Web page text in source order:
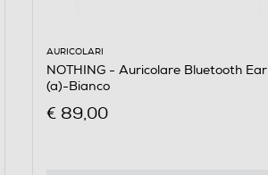
AURICOLARI
NOTHING - Auricolare Bluetooth Ear
(a)-Bianco
€ 89,00